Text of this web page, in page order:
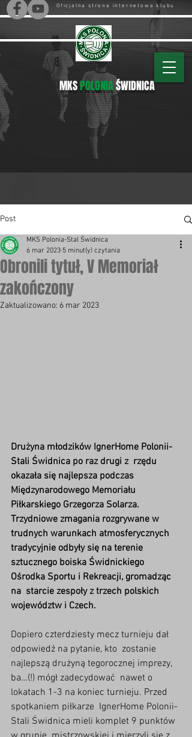
Oficjalna strona internetowa klubu
MKSPOLONIAŚWIDNICA
Post
Obronili tytuł, V Memoriał
zakończony
MKS Polonia-Stal Świdnica
6 mar 2023 5 minut(y) czytania
Zaktualizowano: 6 mar 2023
Drużyna młodzików IgnerHome Polonii-
Stali Świdnica po raz drugi z  rzędu
okazała się najlepsza podczas
Międzynarodowego Memoriału
Piłkarskiego Grzegorza Solarza.
Trzydniowe zmagania rozgrywane w
trudnych warunkach atmosferycznych
tradycyjnie odbyły się na terenie
sztucznego boiska Świdnickiego
Ośrodka Sportu i Rekreacji, gromadząc
na  starcie zespoły z trzech polskich
województw i Czech.
Dopiero czterdziesty mecz turnieju dał
odpowiedź na pytanie, kto  zostanie
najlepszą drużyną tegorocznej imprezy,
ba…(!) mógł zadecydować  nawet o
lokatach 1-3 na koniec turnieju. Przed
spotkaniem piłkarze  IgnerHome Polonii-
Stali Świdnica mieli komplet 9 punktów